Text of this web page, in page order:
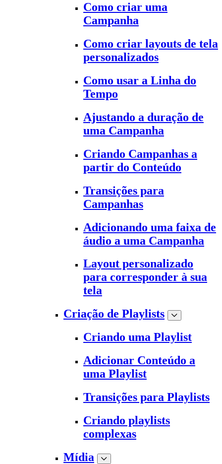
Como criar uma
Campanha
Como criar layouts de tela
personalizados
Como usar a Linha do
Tempo
Ajustando a duração de
uma Campanha
Criando Campanhas a
partir do Conteúdo
Transições para
Campanhas
Adicionando uma faixa de
áudio a uma Campanha
Layout personalizado
para corresponder à sua
tela
Criação de Playlists
Criando uma Playlist
Adicionar Conteúdo a
uma Playlist
Transições para Playlists
Criando playlists
complexas
Mídia